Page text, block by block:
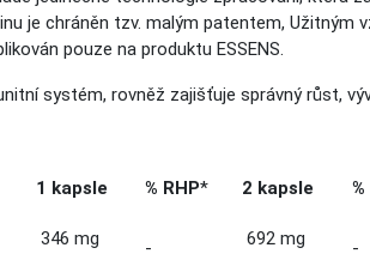
je chráněn tzv. malým patentem, Užitným
pouze na produktu ESSENS.
systém, rovněž zajišťuje správný růst,
1 kapsle % RHP* 2 kapsle
346 mg - 692 mg -